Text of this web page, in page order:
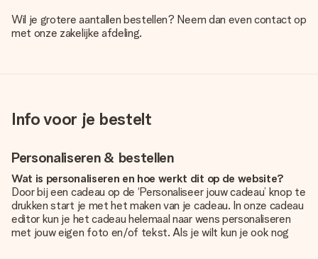
Wil je grotere aantallen bestellen? Neem dan even contact op
met onze zakelijke afdeling.
Info voor je bestelt
Personaliseren & bestellen
Wat is personaliseren en hoe werkt dit op de website?
Door bij een cadeau op de ‘Personaliseer jouw cadeau’ knop te
drukken start je met het maken van je cadeau. In onze cadeau
editor kun je het cadeau helemaal naar wens personaliseren
met jouw eigen foto en/of tekst. Als je wilt kun je ook nog